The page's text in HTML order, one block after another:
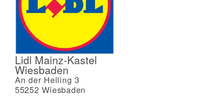
Lidl Mainz-Kastel
Wiesbaden
An der Helling 3
55252 Wiesbaden